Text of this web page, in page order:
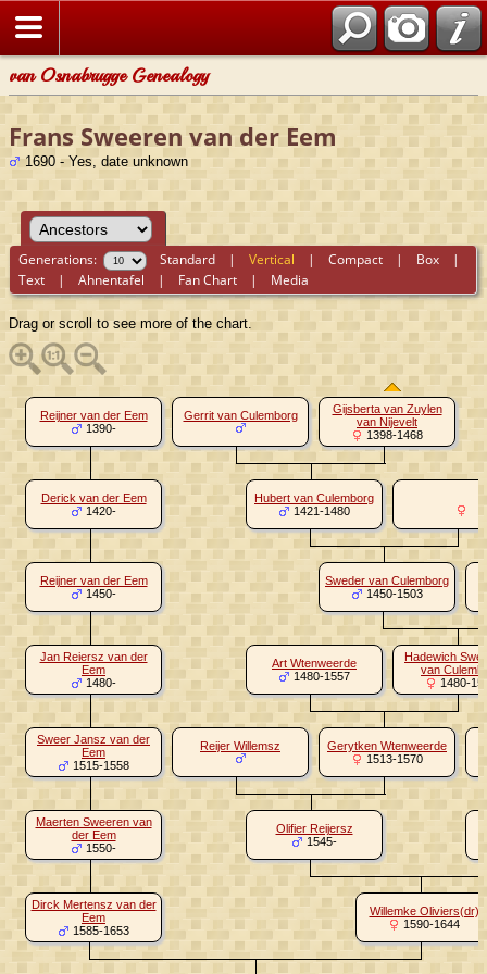
van Osnabrugge Genealogy
Frans Sweeren van der Eem
1690 - Yes, date unknown
Generations: Standard |Vertical |Compact | Box |
Text |Ahnentafel | Fan Chart | Media
Drag or scroll to see more of the chart.
Reijner van der Eem
1390-
Gerrit van Culemborg
Gijsberta van Zuylen
van Nijevelt
1398-1468
Derick van der Eem
1420-
Hubert van Culemborg
1421-1480
Reijner van der Eem
1450-
Sweder van Culemborg
1450-1503
Jan Reiersz van der
Eem
1480-
Art Wtenweerde
1480-1557
Hadewich
van
1480-
Sweer Jansz van der
Eem
1515-1558
Reijer Willemsz
Gerytken Wtenweerde
1513-1570
Maerten Sweeren van
der Eem
1550-
Olifier Reijersz
1545-
Dirck Mertensz van der
Eem
1585-1653
Willemke Oliviers(dr)
1590-1644